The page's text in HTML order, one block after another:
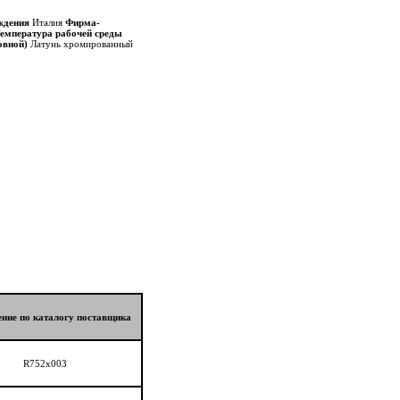
Италия Фирма-
рабочей среды
Латунь хромированный
по каталогу поставщика
R752х003